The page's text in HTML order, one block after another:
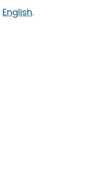
English.